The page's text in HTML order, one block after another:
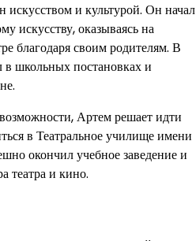
и культурой. Он начал
искусству, оказываясь на
благодаря своим родителям. В
в школьных постановках и
Артем решает идти
в Театральное училище имени
окончил учебное заведение и
театра и кино.